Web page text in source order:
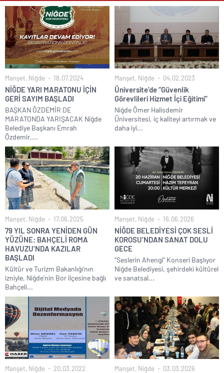
Manşet, Niğde 18.07.2024
NİĞDE YARI MARATONU İÇİN
GERİ SAYIM BAŞLADI
BAŞKAN ÖZDEMİR DE
MARATONDA YARIŞACAK Niğde
Belediye Başkanı Emrah
Özdemir,...
Manşet, Niğde 04.02.2023
Üniversite’de “Güvenlik
Görevlileri Hizmet İçi Eğitimi”
Niğde Ömer Halisdemir
Üniversitesi, iç kaliteyi artırmak ve
daha iyi...
Manşet, Niğde 17.06.2025
79 YIL SONRA YENİDEN GÜN
YÜZÜNE: BAHÇELİ ROMA
HAVUZU’NDA KAZILAR
BAŞLADI
Kültür ve Turizm Bakanlığı’nın
izniyle, Niğde’nin Bor ilçesine bağlı
Bahçeli...
Manşet, Niğde 16.06.2026
NİĞDE BELEDİYESİ ÇOK SESLİ
KOROSU’NDAN SANAT DOLU
GECE
“Seslerin Ahengi” Konseri Başlıyor
Niğde Belediyesi, şehirdeki kültürel
ve sanatsal...
Manşet, Niğde 20.03.2022 Manşet, Niğde 03.03.2026